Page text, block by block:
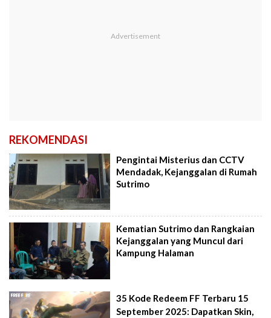
REKOMENDASI
Pengintai Misterius dan CCTV
Mendadak, Kejanggalan di Rumah
Sutrimo
Kematian Sutrimo dan Rangkaian
Kejanggalan yang Muncul dari
Kampung Halaman
35 Kode Redeem FF Terbaru 15
September 2025: Dapatkan Skin,